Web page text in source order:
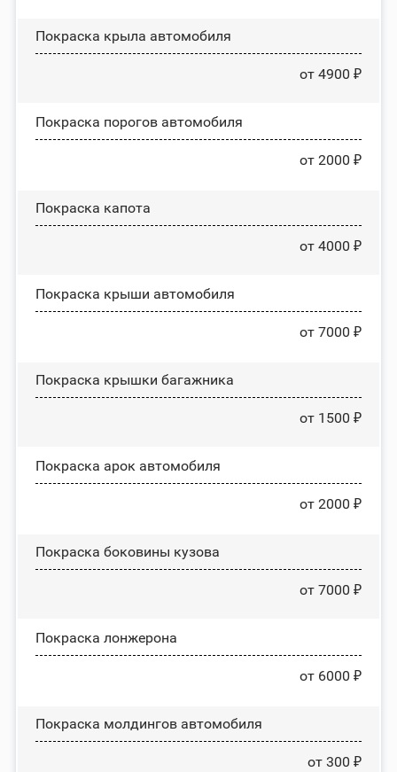
Покраска крыла автомобиля
от 4900 ₽
Покраска порогов автомобиля
от 2000 ₽
Покраска капота
от 4000 ₽
Покраска крыши автомобиля
от 7000 ₽
Покраска крышки багажника
от 1500 ₽
Покраска арок автомобиля
от 2000 ₽
Покраска боковины кузова
от 7000 ₽
Покраска лонжерона
от 6000 ₽
Покраска молдингов автомобиля
от 300 ₽